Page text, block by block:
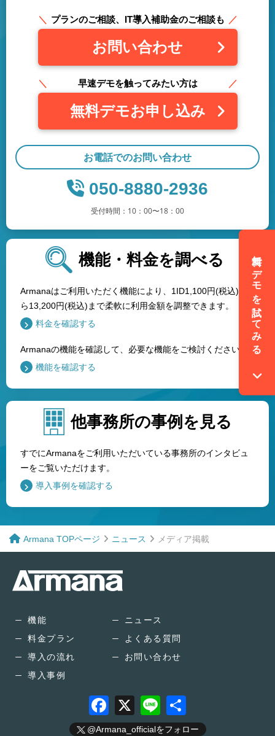
プランのご相談、IT導入補助金のご相談も
お問い合わせ
早速デモを触ってみたい方は
無料デモお申し込み
お電話でのお問い合わせ
050-8880-2936
受付時間：10：00〜18：00
機能・料金を調べる
Armanaはご利用いただく機能により、1ID1,100円(税込)か
ら13,200円(税込)まで柔軟に利用金額を調整できます。
料金を確認する
Armanaの機能を確認して、必要な機能をご検討ください。
機能を確認する
他事務所の事例を見る
すでにArmanaをご利用いただいている事務所のインタビュ
ーをご覧いただけます。
導入事例を確認する
Armana TOPページ ニュース メディア掲載
無料でデモを試してみる
機能
料金プラン
導入の流れ
導入事例
ニュース
よくある質問
お問い合わせ
F
a
X
Li
n
有
@Armana_officialをフォロー